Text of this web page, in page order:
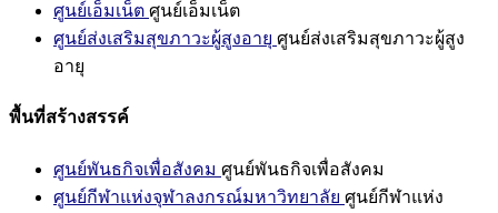
ศูนย์เอ็มเน็ต ศูนย์เอ็มเน็ต
ศูนย์ส่งเสริมสุขภาวะผู้สูงอายุ ศูนย์ส่งเสริมสุขภาวะผู้สูง
อายุ
พื้นที่สร้างสรรค์
ศูนย์พันธกิจเพื่อสังคม ศูนย์พันธกิจเพื่อสังคม
ศูนย์กีฬาแห่งจุฬาลงกรณ์มหาวิทยาลัย ศูนย์กีฬาแห่ง